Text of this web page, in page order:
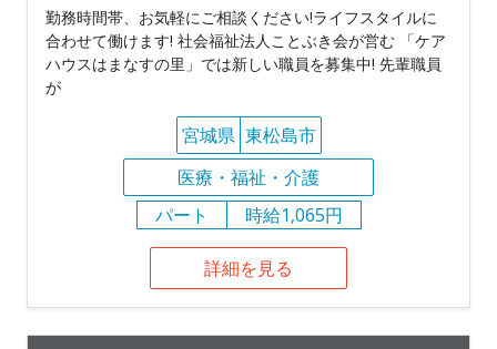
勤務時間帯、お気軽にご相談ください!ライフスタイルに
合わせて働けます! 社会福祉法人ことぶき会が営む 「ケア
ハウスはまなすの里」では新しい職員を募集中! 先輩職員
が
宮城県 東松島市
医療・福祉・介護
パート
時給1,065円
詳細を見る